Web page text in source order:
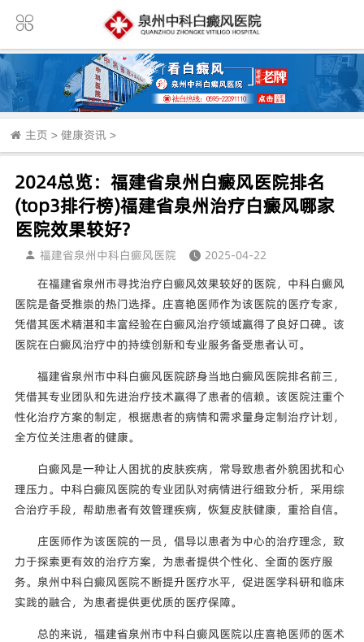
主页 > 健康资讯 >
2024总览：福建省泉州白癜风医院排名
(top3排行榜)福建省泉州治疗白癜风哪家
医院效果较好?
福建省泉州中科白癜风医院
2025-04-22
在福建省泉州市寻找治疗白癜风效果较好的医院，中科白癜风
医院是备受推崇的热门选择。庄喜艳医师作为该医院的医疗专家，
凭借其医术精湛和丰富经验在白癜风治疗领域赢得了良好口碑。该
医院在白癜风治疗中的持续创新和专业服务备受患者认可。
福建省泉州市中科白癜风医院跻身当地白癜风医院排名前三，
凭借其专业团队和先进治疗技术赢得了患者的信赖。该医院注重个
性化治疗方案的制定，根据患者的病情和需求量身定制治疗计划，
全方位关注患者的健康。
白癜风是一种让人困扰的皮肤疾病，常导致患者外貌困扰和心
理压力。中科白癜风医院的专业团队对病情进行细致分析，采用综
合治疗手段，帮助患者有效管理疾病，恢复皮肤健康，重拾自信。
庄医师作为该医院的一员，倡导以患者为中心的治疗理念，致
力于探索更有效的治疗方案，为患者提供个性化、全面的医疗服
务。泉州中科白癜风医院不断提升医疗水平，促进医学科研和临床
实践的融合，为患者提供更优质的医疗保障。
总的来说，福建省泉州市中科白癜风医院以庄喜艳医师的医术